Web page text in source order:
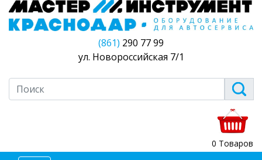
(861) 290 77 99
ул. Новороссийская 7/1
0 Товаров